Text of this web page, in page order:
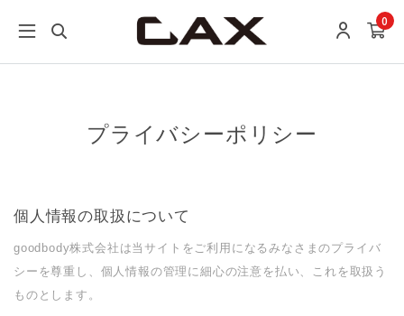
0
プライバシーポリシー
個人情報の取扱について
goodbody株式会社は当サイトをご利用になるみなさまのプライバ
シーを尊重し、個人情報の管理に細心の注意を払い、これを取扱う
ものとします。